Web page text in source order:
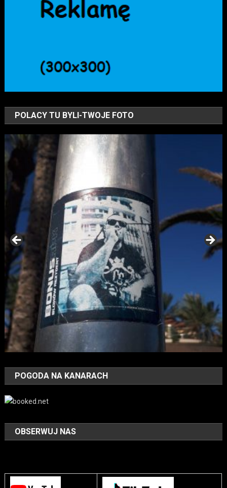
POLACY TU BYLI-TWOJE FOTO
POGODA NA KANARACH
OBSERWUJ NAS